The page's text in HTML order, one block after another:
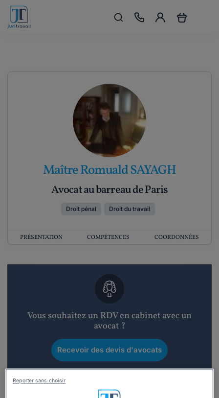
Maître Romuald SAYAGH
Avocat au barreau de Paris
Droit pénal Droit du travail
PRÉSENTATION COMPÉTENCES COORDONNÉES
Vous souhaitez un RDV en cabinet avec un
avocat ?
Recevoir des devis d'avocats
Reporter sans choisir